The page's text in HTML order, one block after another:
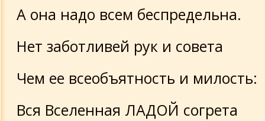
А она надо всем беспредельна.
Нет заботливей рук и совета
Чем ее всеобъятность и милость:
Вся Вселенная ЛАДОЙ согрета